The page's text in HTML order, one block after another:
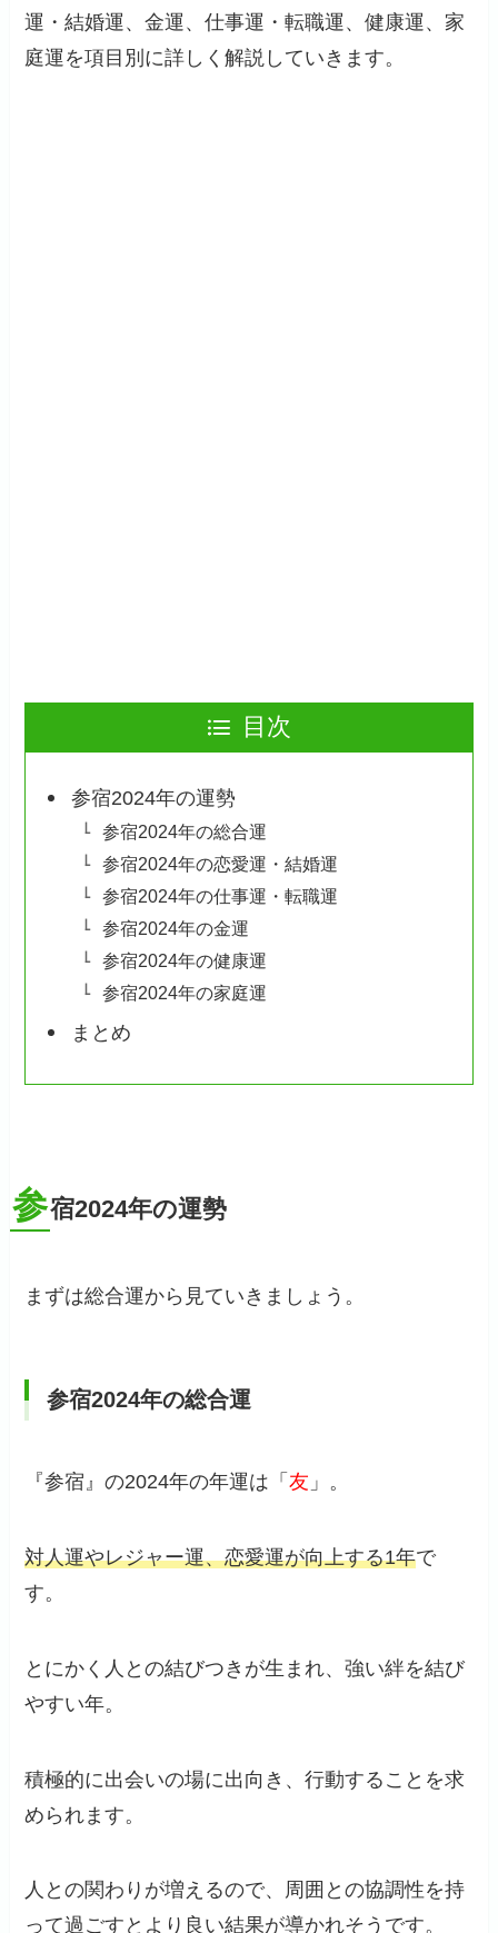
運・結婚運、金運、仕事運・転職運、健康運、家
庭運を項目別に詳しく解説していきます。
目次
参宿2024年の運勢
参宿2024年の総合運
参宿2024年の恋愛運・結婚運
参宿2024年の仕事運・転職運
参宿2024年の金運
参宿2024年の健康運
参宿2024年の家庭運
まとめ
参宿2024年の運勢
まずは総合運から見ていきましょう。
参宿2024年の総合運
『参宿』の2024年の年運は「友 」。
対人運やレジャー運、恋愛運が向上する1年で
す。
とにかく人との結びつきが生まれ、強い絆を結び
やすい年。
積極的に出会いの場に出向き、行動することを求
められます。
人との関わりが増えるので、周囲との協調性を持
って過ごすとより良い結果が導かれそうです。